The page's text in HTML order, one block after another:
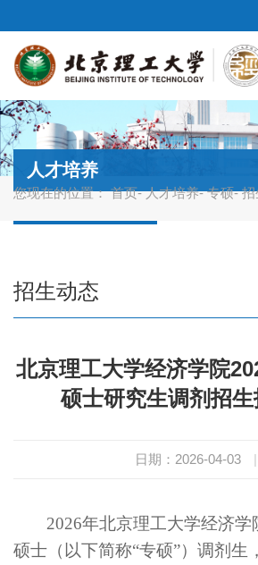
您现在的位置：首页-人才培养-专硕-
人才培养
招生动态
北京理工大学经济学院
硕士研究生调剂招
日期：2026-04-03 |
2026年北京理工大学经济学
硕士（以下简称“专硕”）调剂生